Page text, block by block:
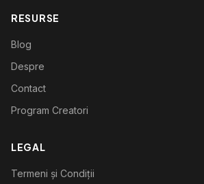
RESURSE
Blog
Despre
Contact
Program Creatori
LEGAL
Termeni și Condiții